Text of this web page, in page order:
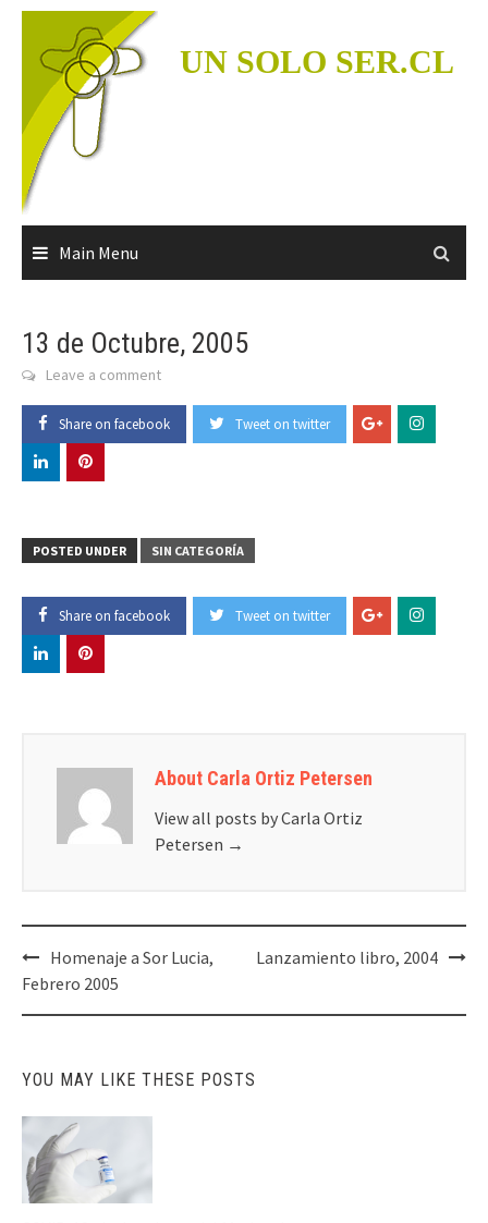
Skip
content
UN SOLO SER.CL
Main Menu
13 de Octubre, 2005
Leave a comment
Share on facebook Tweet on twitter
POSTED UNDER SIN CATEGORÍA
Share on facebook Tweet on twitter
About Carla Ortiz Petersen
View all posts by Carla Ortiz
Petersen →
Post
navigation
Homenaje a Sor Lucia,
Febrero 2005
Lanzamiento libro, 2004
YOU MAY LIKE THESE POSTS